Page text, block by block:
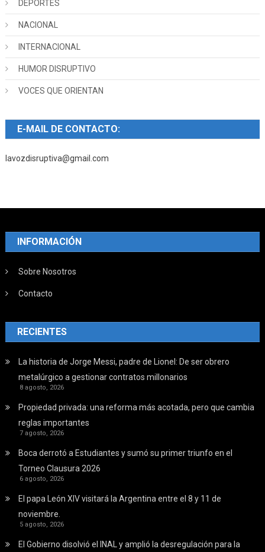
DEPORTES
NACIONAL
INTERNACIONAL
HUMOR DISRUPTIVO
VOCES QUE ORIENTAN
E-MAIL DE CONTACTO:
lavozdisruptiva@gmail.com
INFORMACIÓN
Sobre Nosotros
Contacto
RECIENTES
La historia de Jorge Messi, padre de Lionel: De ser obrero
metalúrgico a gestionar contratos millonarios
8 agosto, 2026
Propiedad privada: una reforma más acotada, pero que cambia
reglas importantes
7 agosto, 2026
Boca derrotó a Estudiantes y sumó su primer triunfo en el
Torneo Clausura 2026
6 agosto, 2026
El papa León XIV visitará la Argentina entre el 8 y 11 de
noviembre.
5 agosto, 2026
El Gobierno disolvió el INAL y amplió la desregulación para la